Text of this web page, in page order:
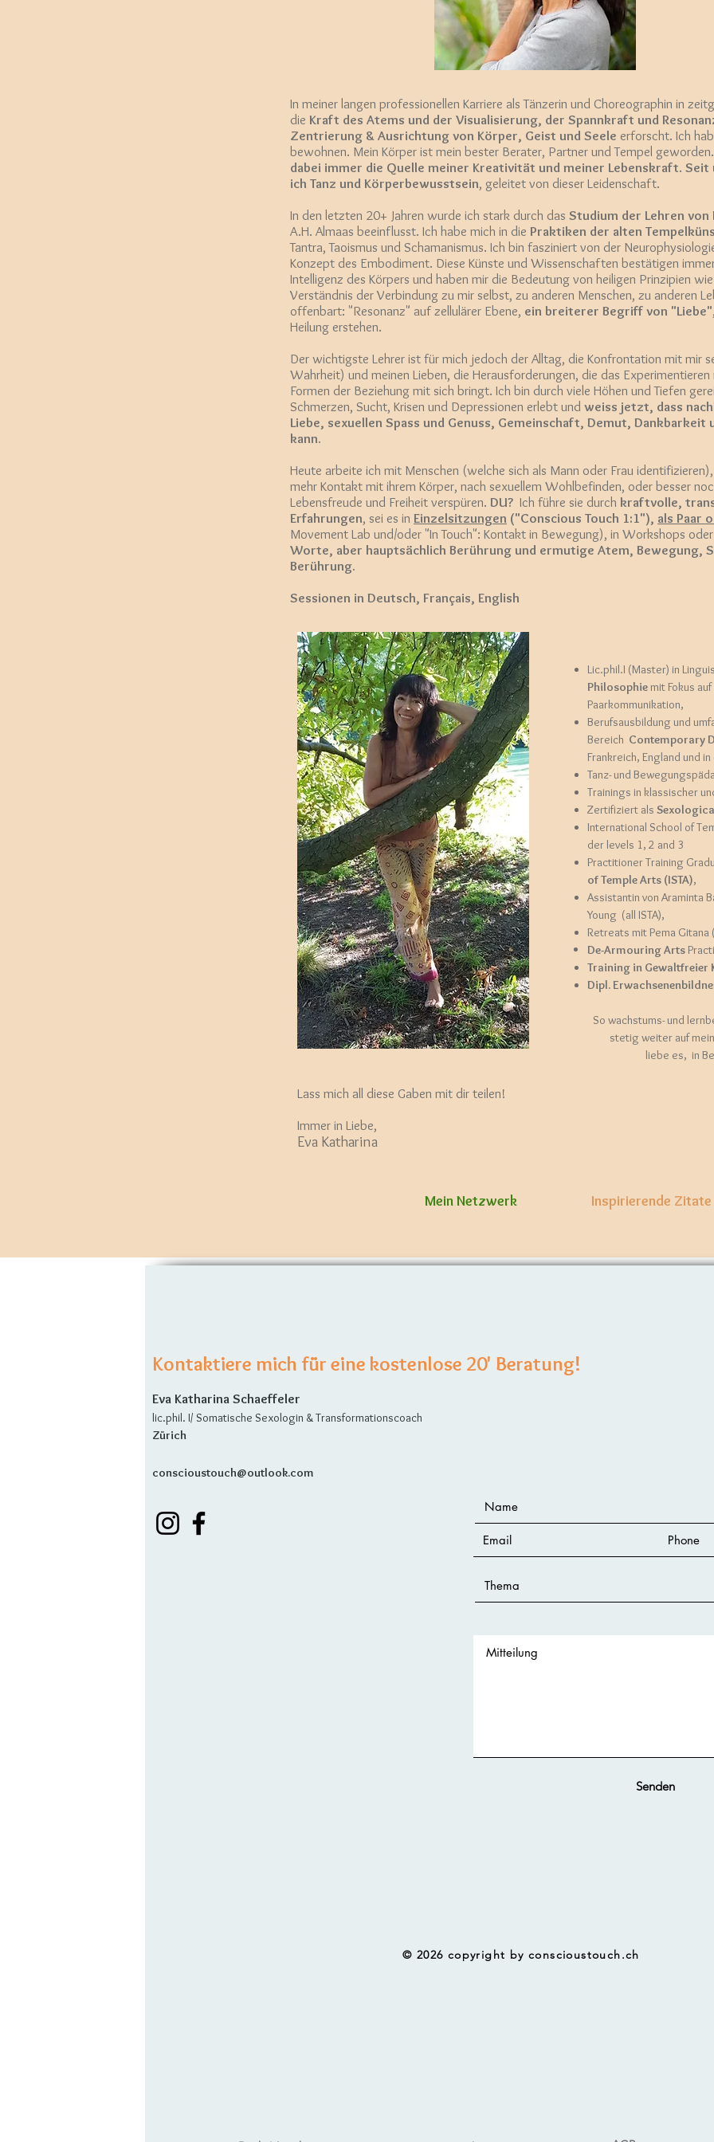
In meiner langen professionellen Karriere als Tänzerin und Choreographin in
die Kraft des Atems und der Visualisierung, der Spannkraft und
Zentrierung & Ausrichtung von Körper, Geist und Seele erforscht. Ich
bewohnen. Mein Körper ist mein bester Berater, Partner und Tempel geworden.
dabei immer die Quelle meiner Kreativität und meiner Lebenskraft. Seit
ich Tanz und Körperbewusstsein, geleitet von dieser Leidenschaft.
In den letzten 20+ Jahren wurde ich stark durch das Studium der Lehren von
A.H. Almaas beeinflusst. Ich habe mich in die Praktiken der alten
Tantra, Taoismus und Schamanismus. Ich bin fasziniert von der
Konzept des Embodiment. Diese Künste und Wissenschaften bestätigen
Intelligenz des Körpers und haben mir die Bedeutung von heiligen Prinzipien
Verständnis der Verbindung zu mir selbst, zu anderen Menschen, zu anderen
offenbart: "Resonanz" auf zellulärer Ebene, ein breiterer Begriff von "Liebe"
Heilung erstehen.
Der wichtigste Lehrer ist für mich jedoch der Alltag, die Konfrontation mit mir
Wahrheit) und meinen Lieben, die Herausforderungen, die das
Formen der Beziehung mit sich bringt. Ich bin durch viele Höhen und Tiefen
Schmerzen, Sucht, Krisen und Depressionen erlebt und weiss jetzt, dass
Liebe, sexuellen Spass und Genuss, Gemeinschaft, Demut, Dankbarkeit
kann.
Heute arbeite ich mit Menschen (welche sich als Mann oder Frau
mehr Kontakt mit ihrem Körper, nach sexuellem Wohlbefinden, oder besser
Lebensfreude und Freiheit verspüren. DU? Ich führe sie durch kraftvolle,
Erfahrungen, sei es in Einzelsitzungen ("Conscious Touch 1:1"), als Paar
Movement Lab und/oder "In Touch": Kontakt in Bewegung), in Workshops
Worte, aber hauptsächlich Berührung und ermutige Atem, Bewegung,
Berührung.
Sessionen in Deutsch, Français, English
Lic.phil.I (Master) in
Philosophiemit Fokus auf
Paarkommunikation,
Berufsausbildung und
Bereich Contemporary
Frankreich, England und
Tanz- und
Trainings in klassischer
Zertifiziert als
International School of
der levels 1, 2 and 3
Practitioner Training
of Temple Arts (ISTA),
Assistantin von Araminta
Young (all ISTA),
Retreats mit Pema Gitana
De-Armouring Arts
Training in Gewaltfreier
Dipl.
So wachstums- und
stetig weiter auf
liebe es, in
Lass mich all diese Gaben mit dir teilen!
Immer in Liebe,
Eva Katharina
Mein Netzwerk Inspirierende Zitate
Kontaktiere mich für eine kostenlose 20' Beratung!
Eva Katharina Schaeffeler
lic.phil. I/ Somatische Sexologin & Transformationscoach
Zürich
conscioustouch@outlook.com
Senden
© 2026 copyright by conscioustouch.ch